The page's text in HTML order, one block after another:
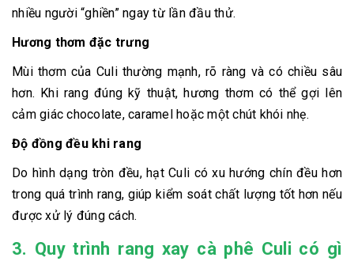
nhiều người “ghiền” ngay từ lần đầu thử.
Hương thơm đặc trưng
Mùi thơm của Culi thường mạnh, rõ ràng và có chiều sâu
hơn. Khi rang đúng kỹ thuật, hương thơm có thể gợi lên
cảm giác chocolate, caramel hoặc một chút khói nhẹ.
Độ đồng đều khi rang
Do hình dạng tròn đều, hạt Culi có xu hướng chín đều hơn
trong quá trình rang, giúp kiểm soát chất lượng tốt hơn nếu
được xử lý đúng cách.
3. Quy trình rang xay cà phê Culi có gì